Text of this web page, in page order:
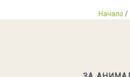
Начало /